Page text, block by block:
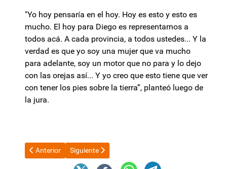
"Yo hoy pensaría en el hoy. Hoy es esto y esto es
mucho. El hoy para Diego es representarnos a
todos acá. A cada provincia, a todos ustedes... Y la
verdad es que yo soy una mujer que va mucho
para adelante, soy un motor que no para y lo dejo
con las orejas así... Y yo creo que esto tiene que ver
con tener los pies sobre la tierra”, planteó luego de
la jura.
Artículo anterior: Julio llega con aumentos: lista completa de
Anterior Artículo siguiente: Desde que asumió Milei ya se
Siguiente